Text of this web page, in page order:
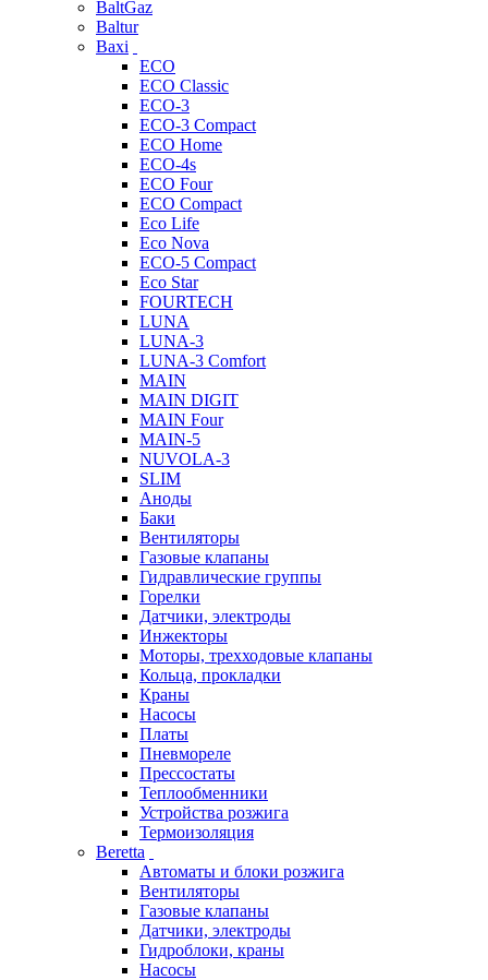
BaltGaz
Baltur
Baxi
ECO
ECO Classic
ECO-3
ECO-3 Compact
ECO Home
ECO-4s
ECO Four
ECO Compact
Eco Life
Eco Nova
ECO-5 Compact
Eco Star
FOURTECH
LUNA
LUNA-3
LUNA-3 Comfort
MAIN
MAIN DIGIT
MAIN Four
MAIN-5
NUVOLA-3
SLIM
Аноды
Баки
Вентиляторы
Газовые клапаны
Гидравлические группы
Горелки
Датчики, электроды
Инжекторы
Моторы, трехходовые клапаны
Кольца, прокладки
Краны
Насосы
Платы
Пневмореле
Прессостаты
Теплообменники
Устройства розжига
Термоизоляция
Beretta
Автоматы и блоки розжига
Вентиляторы
Газовые клапаны
Датчики, электроды
Гидроблоки, краны
Насосы